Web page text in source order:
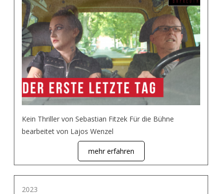
Kein Thriller von Sebastian Fitzek Für die Bühne
bearbeitet von Lajos Wenzel
mehr erfahren
2023